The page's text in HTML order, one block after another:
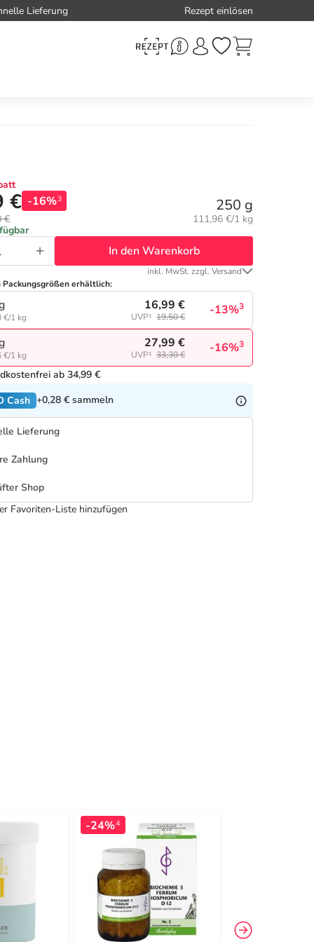
Lieferung Rezept einlösen
€ -16%3
€
250 g
Grundpreis:
111,96 €/1 kg
In den Warenkorb
inkl. MwSt. zzgl. Versand
Packungsgrößen erhältlich:
€/1 kg
16,99 €
UVP¹ 19,50 € -13%3
€/1 kg
27,99 €
UVP¹ 33,30 € -16%3
ab 34,99 €
Cash +0,28 € sammeln
Lieferung
Zahlung
Shop
Favoriten-Liste hinzufügen
-24%4